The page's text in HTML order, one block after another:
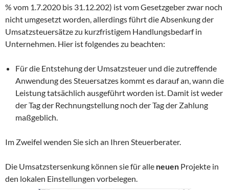
% vom 1.7.2020 bis 31.12.202) ist vom Gesetzgeber zwar noch
nicht umgesetzt worden, allerdings führt die Absenkung der
Umsatzsteuersätze zu kurzfristigem Handlungsbedarf in
Unternehmen. Hier ist folgendes zu beachten:
Für die Entstehung der Umsatzsteuer und die zutreffende
Anwendung des Steuersatzes kommt es darauf an, wann die
Leistung tatsächlich ausgeführt worden ist. Damit ist weder
der Tag der Rechnungstellung noch der Tag der Zahlung
maßgeblich.
Im Zweifel wenden Sie sich an Ihren Steuerberater.
Die Umsatzstersenkung können sie für alle neuen Projekte in
den lokalen Einstellungen vorbelegen.